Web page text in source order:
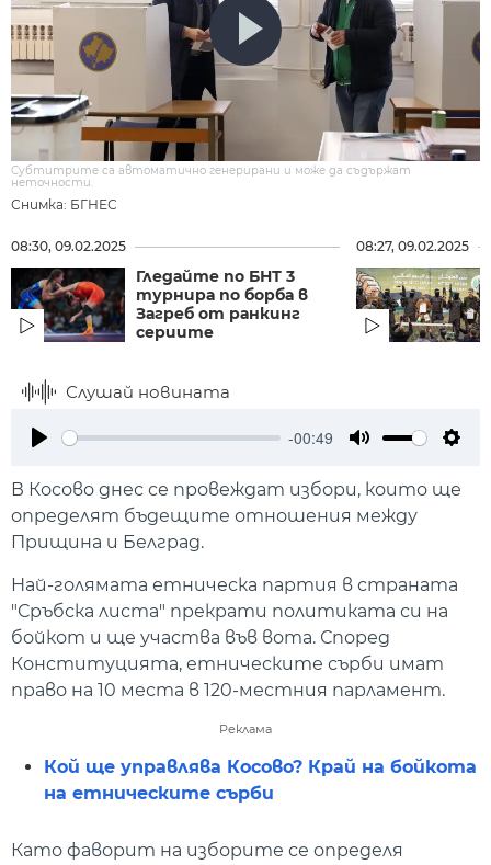
Снимка: БГНЕС
Субтитрите са автоматично генерирани и може да съдържат
неточности.
08:30, 09.02.2025
Гледайте по БНТ 3
турнира по борба в
Загреб от ранкинг
сериите
08:27, 09.02.2025
Слушай новината
-00:49
В Косово днес се провеждат избори, които ще
определят бъдещите отношения между
Прищина и Белград.
Най-голямата етническа партия в страната
"Сръбска листа" прекрати политиката си на
бойкот и ще участва във вота. Според
Конституцията, етническите сърби имат
право на 10 места в 120-местния парламент.
Реклама
Кой ще управлява Косово? Край на бойкота
на етническите сърби
Като фаворит на изборите се определя